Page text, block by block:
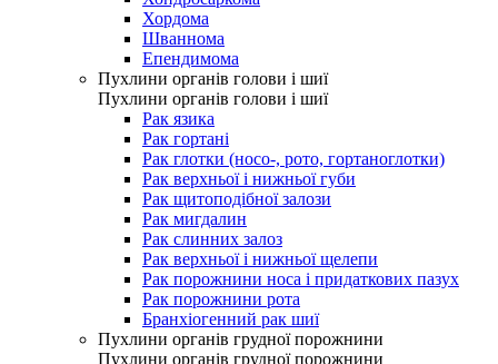
Хордома
Шваннома
Епендимома
Пухлини органів голови і шиї
Пухлини органів голови і шиї
Рак язика
Рак гортані
Рак глотки (носо-, рото, гортаноглотки)
Рак верхньої і нижньої губи
Рак щитоподібної залози
Рак мигдалин
Рак слинних залоз
Рак верхньої і нижньої щелепи
Рак порожнини носа і придаткових пазух
Рак порожнини рота
Бранхіогенний рак шиї
Пухлини органів грудної порожнини
Пухлини органів грудної порожнини